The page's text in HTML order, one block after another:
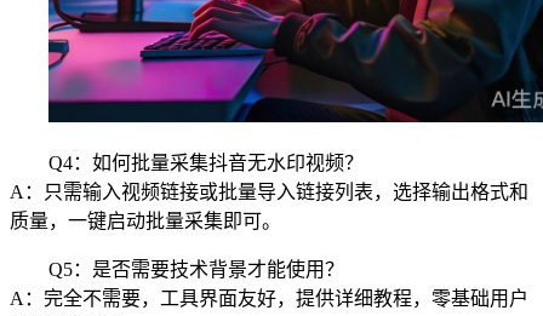
Q4：如何批量采集抖音无水印视频？
A：只需输入视频链接或批量导入链接列表，选择输出格式和
质量，一键启动批量采集即可。
Q5：是否需要技术背景才能使用？
A：完全不需要，工具界面友好，提供详细教程，零基础用户